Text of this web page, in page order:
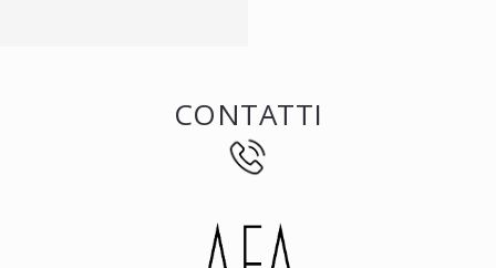
CONTATTI